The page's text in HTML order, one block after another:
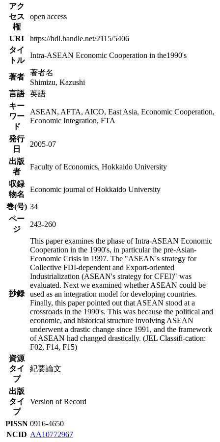
アク
セス
権
open access
URI
https://hdl.handle.net/2115/5406
タイ
トル
Intra-ASEAN Economic Cooperation in the1990's
著者
著者名
Shimizu, Kazushi
言語
英語
キー
ワー
ド
ASEAN, AFTA, AICO, East Asia, Economic Cooperation,
Economic Integration, FTA
発行
日
2005-07
出版
者
Faculty of Economics, Hokkaido University
収録
物名
Economic journal of Hokkaido University
巻(号) 34
ペー
ジ
243-260
抄録
This paper examines the phase of Intra-ASEAN Economic
Cooperation in the 1990's, in particular the pre-Asian-
Economic Crisis in 1997. The "ASEAN's strategy for
Collective FDI-dependent and Export-oriented
Industrialization (ASEAN's strategy for CFEI)" was
evaluated. Next we examined whether ASEAN could be
used as an integration model for developing countries.
Finally, this paper pointed out that ASEAN stood at a
crossroads in the 1990's. This was because the political and
economic, and historical structure involving ASEAN
underwent a drastic change since 1991, and the framework
of ASEAN had changed drastically. (JEL Classifi-cation:
F02, F14, F15)
資源
タイ
プ
紀要論文
出版
タイ
プ
Version of Record
PISSN 0916-4650
NCID AA10772967